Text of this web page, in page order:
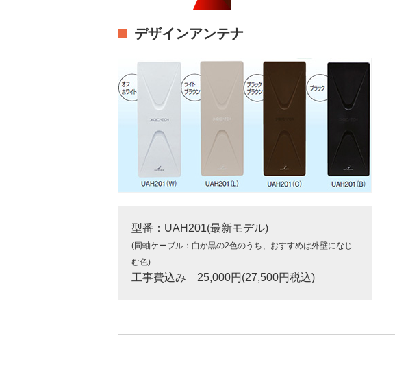
デザインアンテナ
型番：UAH201(最新モデル)
(同軸ケーブル：白か黒の2色のうち、おすすめは外壁になじ
む色)
工事費込み 25,000円(27,500円税込)